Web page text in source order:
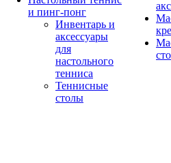
и пинг-понг
Инвентарь и
аксессуары
для
настольного
тенниса
Теннисные
столы